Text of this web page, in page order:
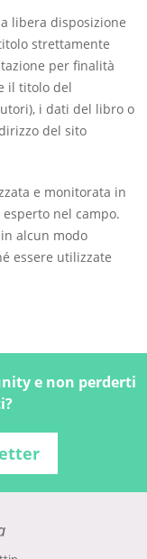
libera disposizione
strettamente
per finalità
il titolo del
i dati del libro o
del sito
e monitorata in
nel campo.
alcun modo
essere utilizzate
e non perderti